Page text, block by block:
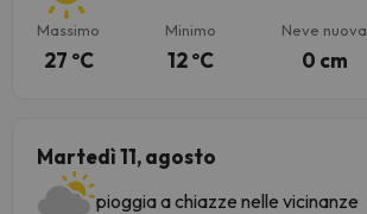
Massimo
27 ºC
Minimo
12 ºC
Neve nuova
0 cm
Martedì 11, agosto
pioggia a chiazze nelle vicinanze